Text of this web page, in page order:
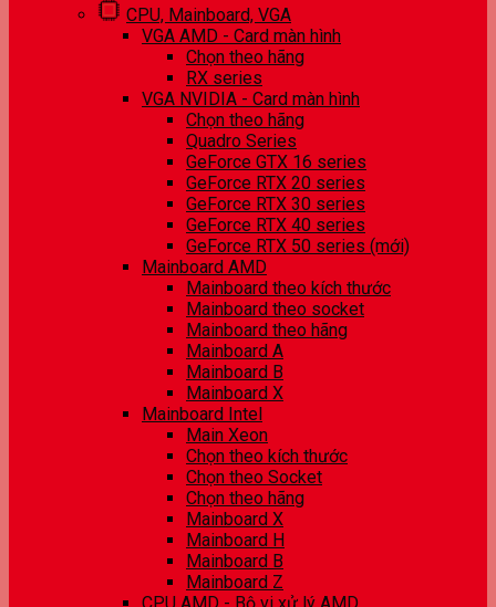
CPU, Mainboard, VGA
VGA AMD - Card màn hình
Chọn theo hãng
RX series
VGA NVIDIA - Card màn hình
Chọn theo hãng
Quadro Series
GeForce GTX 16 series
GeForce RTX 20 series
GeForce RTX 30 series
GeForce RTX 40 series
GeForce RTX 50 series (mới)
Mainboard AMD
Mainboard theo kích thước
Mainboard theo socket
Mainboard theo hãng
Mainboard A
Mainboard B
Mainboard X
Mainboard Intel
Main Xeon
Chọn theo kích thước
Chọn theo Socket
Chọn theo hãng
Mainboard X
Mainboard H
Mainboard B
Mainboard Z